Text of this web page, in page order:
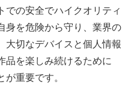
での安全でハイクオリティ
身を危険から守り、業界の
大切なデバイスと個人情報
品を楽しみ続けるために
が重要です。